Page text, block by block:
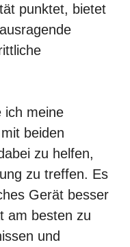
punktet, bietet
ich meine
beiden
zu helfen,
zu treffen. Es
Gerät besser
am besten zu
und